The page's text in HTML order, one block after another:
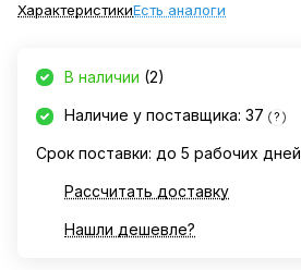
ХарактеристикиЕсть аналоги
В наличии (2)
Наличие у поставщика: 37 ?
Срок поставки: до 5 рабочих дней
Рассчитать доставку
Нашли дешевле?